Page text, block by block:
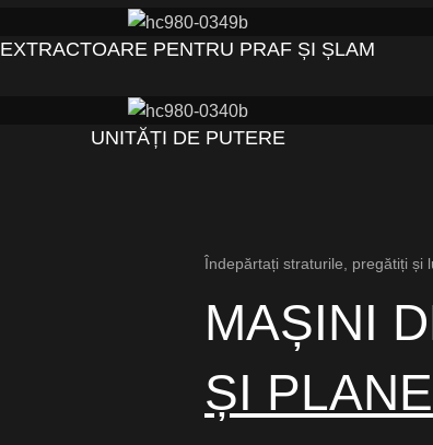
EXTRACTOARE PENTRU PRAF ȘI ȘLAM
UNITĂȚI DE PUTERE
Îndepărtați straturile, pregătiți și
MAȘINI
ȘI